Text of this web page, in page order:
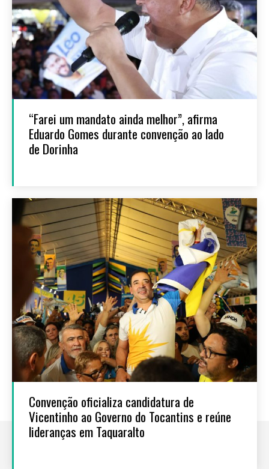
“Farei um mandato ainda melhor”, afirma
Eduardo Gomes durante convenção ao lado
de Dorinha
Convenção oficializa candidatura de
Vicentinho ao Governo do Tocantins e reúne
lideranças em Taquaralto